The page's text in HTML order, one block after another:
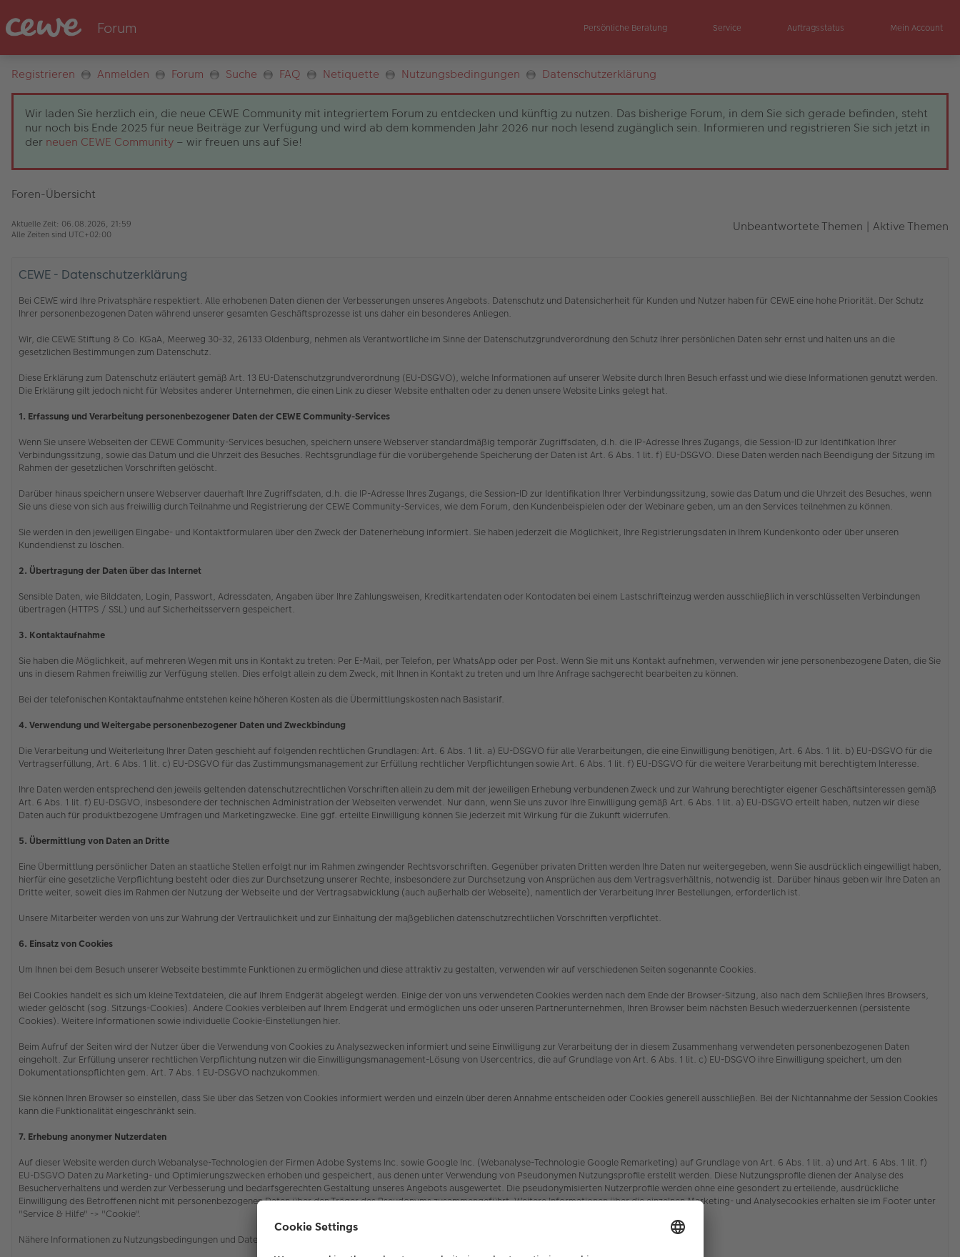
Persönliche Beratung Service Auftragsstatus Mein Account
Registrieren Anmelden Forum Suche FAQ Netiquette Nutzungsbedingungen Datenschutzerklärung
Wir laden Sie herzlich ein, die neue CEWE Community mit integriertem Forum zu entdecken und künftig zu nutzen. Das bisherige Forum, in dem Sie sich gerade befinden, steht
nur noch bis Ende 2025 für neue Beiträge zur Verfügung und wird ab dem kommenden Jahr 2026 nur noch lesend zugänglich sein. Informieren und registrieren Sie sich jetzt in
der neuen CEWE Community – wir freuen uns auf Sie!
Foren-Übersicht
Aktuelle Zeit: 06.08.2026, 21:59
Alle Zeiten sind UTC+02:00 Unbeantwortete Themen | Aktive Themen
CEWE - Datenschutzerklärung
Bei CEWE wird Ihre Privatsphäre respektiert. Alle erhobenen Daten dienen der Verbesserungen unseres Angebots. Datenschutz und Datensicherheit für Kunden und Nutzer haben für CEWE eine hohe Priorität. Der Schutz
Ihrer personenbezogenen Daten während unserer gesamten Geschäftsprozesse ist uns daher ein besonderes Anliegen.
Wir, die CEWE Stiftung & Co. KGaA, Meerweg 30-32, 26133 Oldenburg, nehmen als Verantwortliche im Sinne der Datenschutzgrundverordnung den Schutz Ihrer persönlichen Daten sehr ernst und halten uns an die
gesetzlichen Bestimmungen zum Datenschutz.
Diese Erklärung zum Datenschutz erläutert gemäß Art. 13 EU-Datenschutzgrundverordnung (EU-DSGVO), welche Informationen auf unserer Website durch Ihren Besuch erfasst und wie diese Informationen genutzt werden.
Die Erklärung gilt jedoch nicht für Websites anderer Unternehmen, die einen Link zu dieser Website enthalten oder zu denen unsere Website Links gelegt hat.
1. Erfassung und Verarbeitung personenbezogener Daten der CEWE Community-Services
Wenn Sie unsere Webseiten der CEWE Community-Services besuchen, speichern unsere Webserver standardmäßig temporär Zugriffsdaten, d.h. die IP-Adresse Ihres Zugangs, die Session-ID zur Identifikation Ihrer
Verbindungssitzung, sowie das Datum und die Uhrzeit des Besuches. Rechtsgrundlage für die vorübergehende Speicherung der Daten ist Art. 6 Abs. 1 lit. f) EU-DSGVO. Diese Daten werden nach Beendigung der Sitzung im
Rahmen der gesetzlichen Vorschriften gelöscht.
Darüber hinaus speichern unsere Webserver dauerhaft Ihre Zugriffsdaten, d.h. die IP-Adresse Ihres Zugangs, die Session-ID zur Identifikation Ihrer Verbindungssitzung, sowie das Datum und die Uhrzeit des Besuches, wenn
Sie uns diese von sich aus freiwillig durch Teilnahme und Registrierung der CEWE Community-Services, wie dem Forum, den Kundenbeispielen oder der Webinare geben, um an den Services teilnehmen zu können.
Sie werden in den jeweiligen Eingabe- und Kontaktformularen über den Zweck der Datenerhebung informiert. Sie haben jederzeit die Möglichkeit, Ihre Registrierungsdaten in Ihrem Kundenkonto oder über unseren
Kundendienst zu löschen.
2. Übertragung der Daten über das Internet
Sensible Daten, wie Bilddaten, Login, Passwort, Adressdaten, Angaben über Ihre Zahlungsweisen, Kreditkartendaten oder Kontodaten bei einem Lastschrifteinzug werden ausschließlich in verschlüsselten Verbindungen
übertragen (HTTPS / SSL) und auf Sicherheitsservern gespeichert.
3. Kontaktaufnahme
Sie haben die Möglichkeit, auf mehreren Wegen mit uns in Kontakt zu treten: Per E-Mail, per Telefon, per WhatsApp oder per Post. Wenn Sie mit uns Kontakt aufnehmen, verwenden wir jene personenbezogene Daten, die Sie
uns in diesem Rahmen freiwillig zur Verfügung stellen. Dies erfolgt allein zu dem Zweck, mit Ihnen in Kontakt zu treten und um Ihre Anfrage sachgerecht bearbeiten zu können.
Bei der telefonischen Kontaktaufnahme entstehen keine höheren Kosten als die Übermittlungskosten nach Basistarif.
4. Verwendung und Weitergabe personenbezogener Daten und Zweckbindung
Die Verarbeitung und Weiterleitung Ihrer Daten geschieht auf folgenden rechtlichen Grundlagen: Art. 6 Abs. 1 lit. a) EU-DSGVO für alle Verarbeitungen, die eine Einwilligung benötigen, Art. 6 Abs. 1 lit. b) EU-DSGVO für die
Vertragserfüllung, Art. 6 Abs. 1 lit. c) EU-DSGVO für das Zustimmungsmanagement zur Erfüllung rechtlicher Verpflichtungen sowie Art. 6 Abs. 1 lit. f) EU-DSGVO für die weitere Verarbeitung mit berechtigtem Interesse.
Ihre Daten werden entsprechend den jeweils geltenden datenschutzrechtlichen Vorschriften allein zu dem mit der jeweiligen Erhebung verbundenen Zweck und zur Wahrung berechtigter eigener Geschäftsinteressen gemäß
Art. 6 Abs. 1 lit. f) EU-DSGVO, insbesondere der technischen Administration der Webseiten verwendet. Nur dann, wenn Sie uns zuvor Ihre Einwilligung gemäß Art. 6 Abs. 1 lit. a) EU-DSGVO erteilt haben, nutzen wir diese
Daten auch für produktbezogene Umfragen und Marketingzwecke. Eine ggf. erteilte Einwilligung können Sie jederzeit mit Wirkung für die Zukunft widerrufen.
5. Übermittlung von Daten an Dritte
Eine Übermittlung persönlicher Daten an staatliche Stellen erfolgt nur im Rahmen zwingender Rechtsvorschriften. Gegenüber privaten Dritten werden Ihre Daten nur weitergegeben, wenn Sie ausdrücklich eingewilligt haben,
hierfür eine gesetzliche Verpflichtung besteht oder dies zur Durchsetzung unserer Rechte, insbesondere zur Durchsetzung von Ansprüchen aus dem Vertragsverhältnis, notwendig ist. Darüber hinaus geben wir Ihre Daten an
Dritte weiter, soweit dies im Rahmen der Nutzung der Webseite und der Vertragsabwicklung (auch außerhalb der Webseite), namentlich der Verarbeitung Ihrer Bestellungen, erforderlich ist.
Unsere Mitarbeiter werden von uns zur Wahrung der Vertraulichkeit und zur Einhaltung der maßgeblichen datenschutzrechtlichen Vorschriften verpflichtet.
6. Einsatz von Cookies
Um Ihnen bei dem Besuch unserer Webseite bestimmte Funktionen zu ermöglichen und diese attraktiv zu gestalten, verwenden wir auf verschiedenen Seiten sogenannte Cookies.
Bei Cookies handelt es sich um kleine Textdateien, die auf Ihrem Endgerät abgelegt werden. Einige der von uns verwendeten Cookies werden nach dem Ende der Browser-Sitzung, also nach dem Schließen Ihres Browsers,
wieder gelöscht (sog. Sitzungs-Cookies). Andere Cookies verbleiben auf Ihrem Endgerät und ermöglichen uns oder unseren Partnerunternehmen, Ihren Browser beim nächsten Besuch wiederzuerkennen (persistente
Cookies). Weitere Informationen sowie individuelle Cookie-Einstellungen hier.
Beim Aufruf der Seiten wird der Nutzer über die Verwendung von Cookies zu Analysezwecken informiert und seine Einwilligung zur Verarbeitung der in diesem Zusammenhang verwendeten personenbezogenen Daten
eingeholt. Zur Erfüllung unserer rechtlichen Verpflichtung nutzen wir die Einwilligungsmanagement-Lösung von Usercentrics, die auf Grundlage von Art. 6 Abs. 1 lit. c) EU-DSGVO ihre Einwilligung speichert, um den
Dokumentationspflichten gem. Art. 7 Abs. 1 EU-DSGVO nachzukommen.
Sie können Ihren Browser so einstellen, dass Sie über das Setzen von Cookies informiert werden und einzeln über deren Annahme entscheiden oder Cookies generell ausschließen. Bei der Nichtannahme der Session Cookies
kann die Funktionalität eingeschränkt sein.
7. Erhebung anonymer Nutzerdaten
Auf dieser Website werden durch Webanalyse-Technologien der Firmen Adobe Systems Inc. sowie Google Inc. (Webanalyse-Technologie Google Remarketing) auf Grundlage von Art. 6 Abs. 1 lit. a) und Art. 6 Abs. 1 lit. f)
EU-DSGVO Daten zu Marketing- und Optimierungszwecken erhoben und gespeichert, aus denen unter Verwendung von Pseudonymen Nutzungsprofile erstellt werden. Diese Nutzungsprofile dienen der Analyse des
Besucherverhaltens und werden zur Verbesserung und bedarfsgerechten Gestaltung unseres Angebots ausgewertet. Die pseudonymisierten Nutzerprofile werden ohne eine gesondert zu erteilende, ausdrückliche
Einwilligung des Betroffenen nicht mit personenbezogenen Daten über den Träger des Pseudonyms zusammengeführt. Weitere Informationen über die einzelnen Marketing- und Analysecookies erhalten sie im Footer unter
"Service & Hilfe" -> "Cookie".
Nähere Informationen zu Nutzungsbedingungen und Datenschutz finden Sie hier: